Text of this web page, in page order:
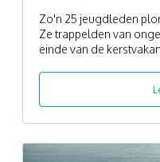
Zo'n 25 jeugdleden
Ze trappelden van
einde van de